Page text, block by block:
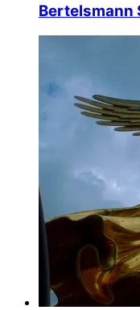
Bertelsmann